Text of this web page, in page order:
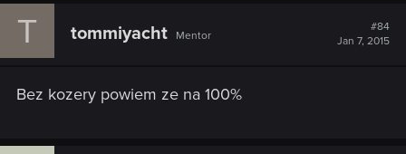
T tommiyacht Mentor
#84
Jan 7, 2015
Bez kozery powiem ze na 100%